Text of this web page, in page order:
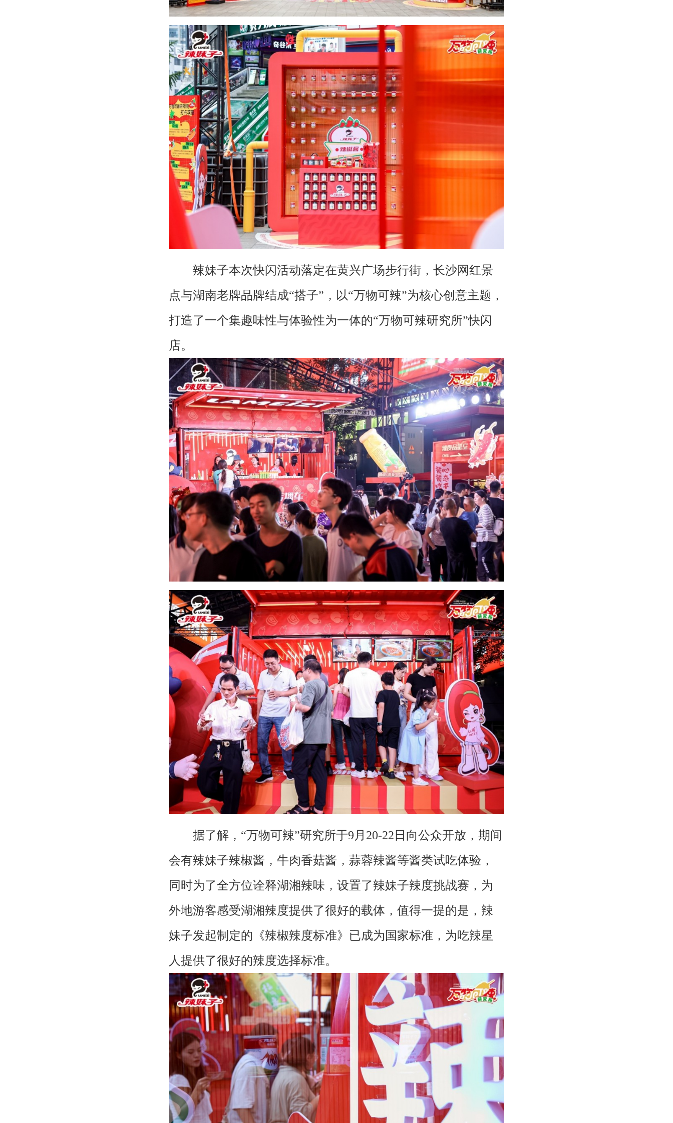
辣妹子本次快闪活动落定在黄兴广场步行街，长沙网红景
点与湖南老牌品牌结成“搭子”，以“万物可辣”为核心创意主题，
打造了一个集趣味性与体验性为一体的“万物可辣研究所”快闪
店。
据了解，“万物可辣”研究所于9月20-22日向公众开放，期间
会有辣妹子辣椒酱，牛肉香菇酱，蒜蓉辣酱等酱类试吃体验，
同时为了全方位诠释湖湘辣味，设置了辣妹子辣度挑战赛，为
外地游客感受湖湘辣度提供了很好的载体，值得一提的是，辣
妹子发起制定的《辣椒辣度标准》已成为国家标准，为吃辣星
人提供了很好的辣度选择标准。